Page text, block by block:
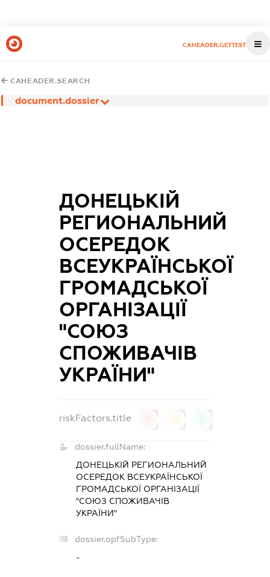
CAHEADER.GETTEST
CAHEADER.SEARCH
document.dossier
ДОНЕЦЬКІЙ
РЕГИОНАЛЬНИЙ
ОСЕРЕДОК
ВСЕУКРАЇНСЬКОЇ
ГРОМАДСЬКОЇ
ОРГАНІЗАЦІЇ
"СОЮЗ
СПОЖИВАЧІВ
УКРАЇНИ"
riskFactors.title
dossier.fullName:
ДОНЕЦЬКІЙ РЕГИОНАЛЬНИЙ
ОСЕРЕДОК ВСЕУКРАЇНСЬКОЇ
ГРОМАДСЬКОЇ ОРГАНІЗАЦІЇ
"СОЮЗ СПОЖИВАЧІВ
УКРАЇНИ"
dossier.opfSubType:
-